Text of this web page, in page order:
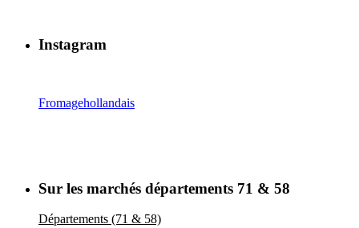
Instagram
Fromagehollandais
Sur les marchés départements 71 & 58
Départements (71 & 58)